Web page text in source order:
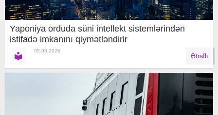
Yaponiya orduda süni intellekt sistemlərindən
istifadə imkanını qiymətləndirir
05.08.2026
Ətraflı